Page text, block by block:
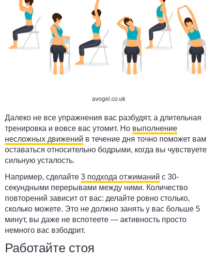
avogel.co.uk
Далеко не все упражнения вас разбудят, а длительная
тренировка и вовсе вас утомит. Но выполнение
несложных движений в течение дня точно поможет вам
оставаться относительно бодрыми, когда вы чувствуете
сильную усталость.
Например, сделайте 3 подхода отжиманий с 30-
секундными перерывами между ними. Количество
повторений зависит от вас: делайте ровно столько,
сколько можете. Это не должно занять у вас больше 5
минут, вы даже не вспотеете — активность просто
немного вас взбодрит.
Работайте стоя